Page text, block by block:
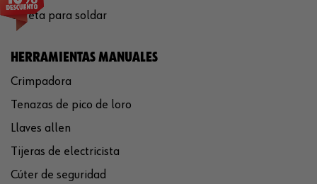
Careta para soldar
HERRAMIENTAS MANUALES
Crimpadora
Tenazas de pico de loro
Llaves allen
Tijeras de electricista
Cúter de seguridad